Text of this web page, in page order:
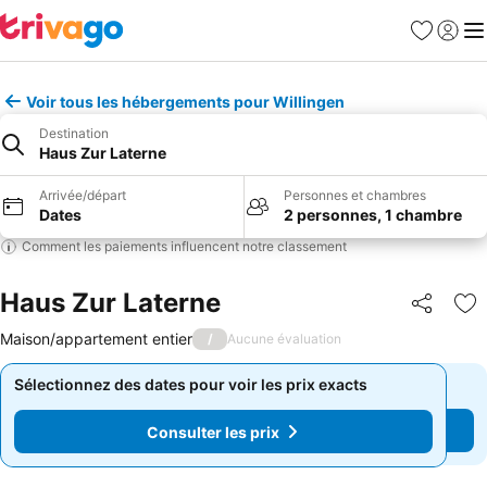
Favoris
Se
Voir tous les hébergements pour Willingen
Destination
Haus Zur Laterne
Arrivée/départ
Dates
Personnes et chambres
2 personnes, 1 chambre
Comment les paiements influencent notre classement
Haus Zur Laterne Partager
Maison/appartement entier / Aucune évaluation
Sélectionnez des dates pour voir les prix exacts
Consulter les prix
Sélectionnez des dates pour voir les prix exacts
Consulter les prix